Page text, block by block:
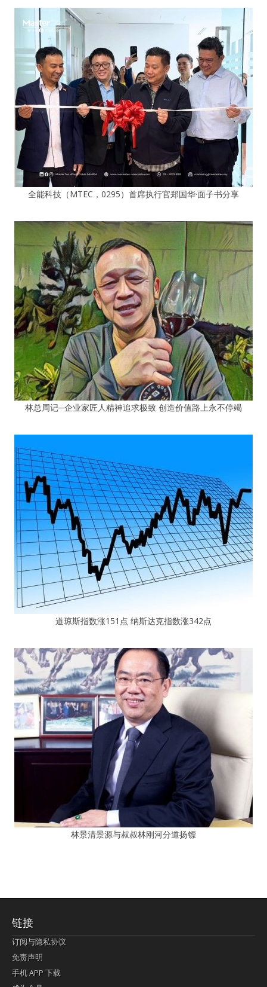
全能科技（MTEC，0295）首席执行官郑国华·面子书分享
林总周记─企业家匠人精神追求极致 创造价值路上永不停竭
道琼斯指数涨151点 纳斯达克指数涨342点
林景清景源与叔叔林刚河分道扬镖
链接
订阅与隐私协议
免责声明
手机 APP 下载